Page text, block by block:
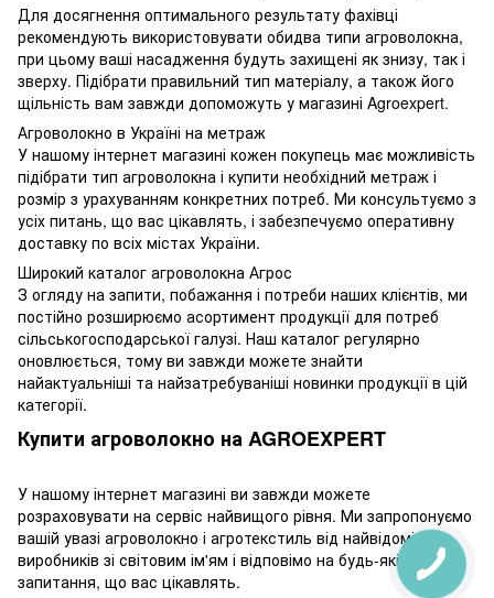
Для досягнення оптимального результату фахівці
рекомендують використовувати обидва типи агроволокна,
при цьому ваші насадження будуть захищені як знизу, так і
зверху. Підібрати правильний тип матеріалу, а також його
щільність вам завжди допоможуть у магазині Agroexpert.
Агроволокно в Україні на метраж
У нашому інтернет магазині кожен покупець має можливість
підібрати тип агроволокна і купити необхідний метраж і
розмір з урахуванням конкретних потреб. Ми консультуємо з
усіх питань, що вас цікавлять, і забезпечуємо оперативну
доставку по всіх містах України.
Широкий каталог агроволокна Агрос
З огляду на запити, побажання і потреби наших клієнтів, ми
постійно розширюємо асортимент продукції для потреб
сільськогосподарської галузі. Наш каталог регулярно
оновлюється, тому ви завжди можете знайти
найактуальніші та найзатребуваніші новинки продукції в цій
категорії.
Купити агроволокно на AGROEXPERT
У нашому інтернет магазині ви завжди можете
розраховувати на сервіс найвищого рівня. Ми запропонуємо
вашій увазі агроволокно і агротекстиль від найвідоміших
виробників зі світовим ім'ям і відповімо на будь-які
запитання, що вас цікавлять.